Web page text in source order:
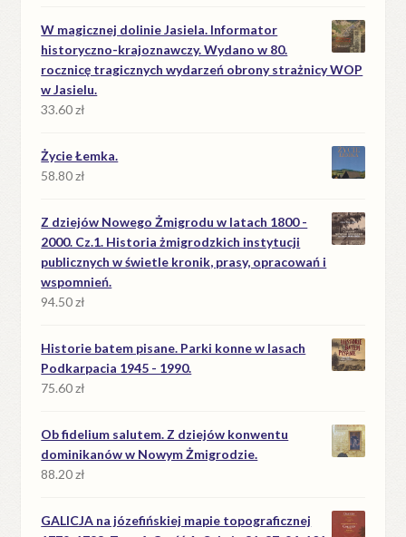
W magicznej dolinie Jasiela. Informator
historyczno-krajoznawczy. Wydano w 80.
rocznicę tragicznych wydarzeń obrony strażnicy WOP
w Jasielu.
33.60zł
Życie Łemka.
58.80zł
Z dziejów Nowego Żmigrodu w latach 1800 -
2000. Cz.1. Historia żmigrodzkich instytucji
publicznych w świetle kronik, prasy, opracowań i
wspomnień.
94.50zł
Historie batem pisane. Parki konne w lasach
Podkarpacia 1945 - 1990.
75.60zł
Ob fidelium salutem. Z dziejów konwentu
dominikanów w Nowym Żmigrodzie.
88.20zł
GALICJA na józefińskiej mapie topograficznej